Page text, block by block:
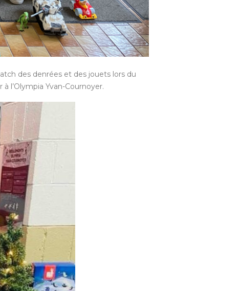
des denrées et des jouets lors du
l’Olympia Yvan-Cournoyer.